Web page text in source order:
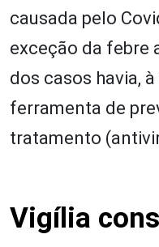
causada pelo
exceção da febre
dos casos havia,
ferramenta de
tratamento
Vigília